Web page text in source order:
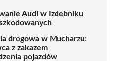
Audi w Izdebniku
drogowa w Mucharzu:
z zakazem
pojazdów